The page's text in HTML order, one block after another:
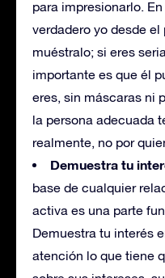
para impresionarlo.
verdadero yo desde
muéstralo; si eres
importante es que él
eres, sin máscaras ni
la persona adecuada
realmente, no por
Demuestra tu
base de cualquier
activa es una parte
Demuestra tu interés
atención lo que tiene